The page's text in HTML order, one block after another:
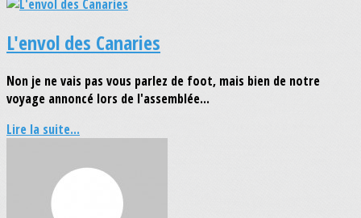
L'envol des Canaries
Non je ne vais pas vous parlez de foot, mais bien de notre
voyage annoncé lors de l'assemblée...
Lire la suite...